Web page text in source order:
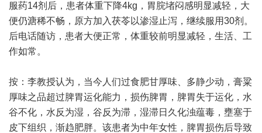
服药14剂后，患者体重下降4kg，胃脘堵闷感明显减轻，大
便仍溏稀不畅，原方加入茯苓以渗湿止泻，继续服用30剂。
后电话随访，患者大便正常，体重较前明显减轻，生活、工
作如常。
按：李教授认为，当今人们过食肥甘厚味、多静少动，膏粱
厚味之品超过脾胃运化能力，损伤脾胃，脾胃失于运化，水
谷不化，水反为湿，谷反为滞，湿滞日久化浊蕴毒，壅塞于
皮下组织，渐趋肥胖。该患者为中年女性，脾胃损伤后导致